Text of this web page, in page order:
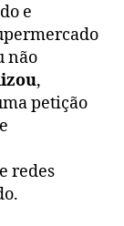
e
não
,
petição
redes